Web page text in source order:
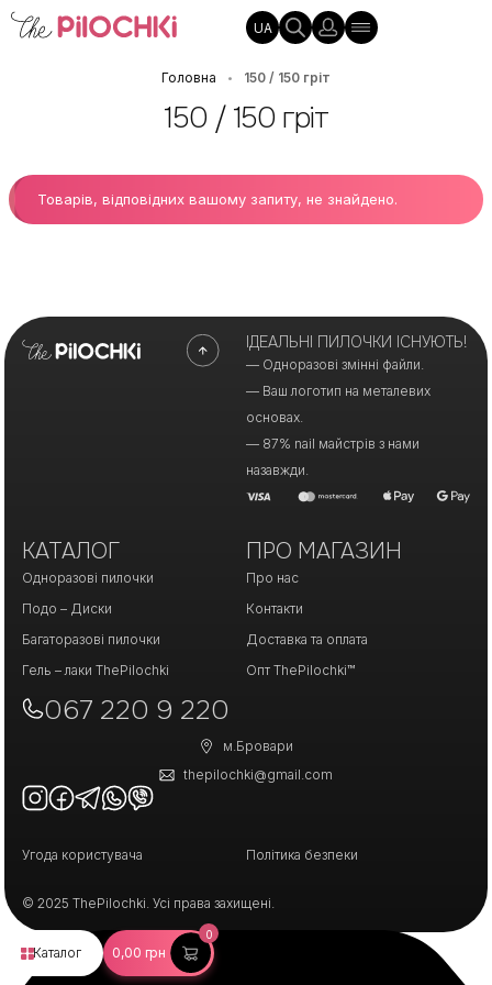
UA
Каталог 0,00 грн
0
Головна • 150 / 150 грiт
150 / 150 грiт
Товарів, відповідних вашому запиту, не знайдено.
ІДЕАЛЬНІ ПИЛОЧКИ ІСНУЮТЬ!
— Одноразові змінні файли.
— Ваш логотип на металевих
основах.
— 87% nail майстрів з нами
назавжди.
КАТАЛОГ
Одноразові пилочки
Подо – Диски
Багаторазові пилочки
Гель – лаки ThePilochki
ПРО МАГАЗИН
Про нас
Контакти
Доставка та оплата
Опт ThePilochki™
067 220 9 220
м.Бровари
thepilochki@gmail.com
Угода користувача Політика безпеки
© 2025 ThePilochki. Усі права захищені.